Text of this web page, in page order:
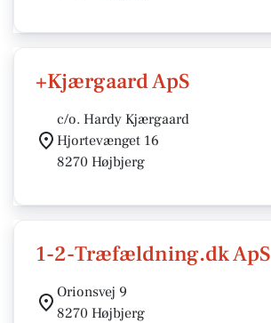
+Kjærgaard ApS
c/o. Hardy Kjærgaard
Hjortevænget 16
8270 Højbjerg
1-2-Træfældning.dk ApS
Orionsvej 9
8270 Højbjerg